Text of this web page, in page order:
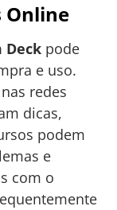
Online
Deck pode
e uso.
redes
dicas,
podem
e
com o